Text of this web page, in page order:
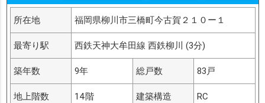
所在地 福岡県柳川市三橋町今古賀２１０ー１
最寄り駅 西鉄天神大牟田線 西鉄柳川 (3分)
築年数 9年 総戸数 83戸
地上階数 14階 建築構造 RC